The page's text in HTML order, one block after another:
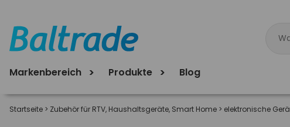
Produkte
Markenbereich Blog
Startseite > Zubehör für RTV, Haushaltsgeräte, Smart Home > elektronische